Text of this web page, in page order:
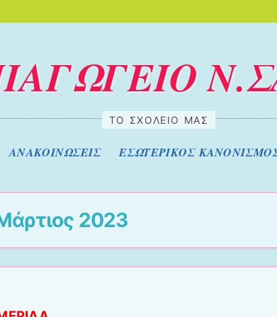
ΤΟ ΣΧΟΛΕΊΟ ΜΑΣ
ΑΝΑΚΟΙΝΩΣΕΙΣ ΕΣΩΤΕΡΙΚΟΣ
2023